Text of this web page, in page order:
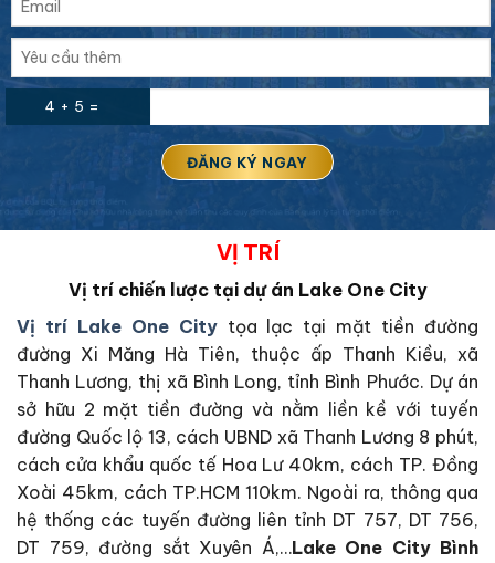
4 + 5 =
VỊ TRÍ
Vị trí chiến lược tại dự án Lake One City
Vị trí Lake One Citytọa lạc tại mặt tiền đường
đường Xi Măng Hà Tiên, thuộc ấp Thanh Kiều, xã
Thanh Lương, thị xã Bình Long, tỉnh Bình Phước. Dự án
sở hữu 2 mặt tiền đường và nằm liền kề với tuyến
đường Quốc lộ 13, cách UBND xã Thanh Lương 8 phút,
cách cửa khẩu quốc tế Hoa Lư 40km, cách TP. Đồng
Xoài 45km, cách TP.HCM 110km. Ngoài ra, thông qua
hệ thống các tuyến đường liên tỉnh DT 757, DT 756,
DT 759, đường sắt Xuyên Á,…Lake One City Bình